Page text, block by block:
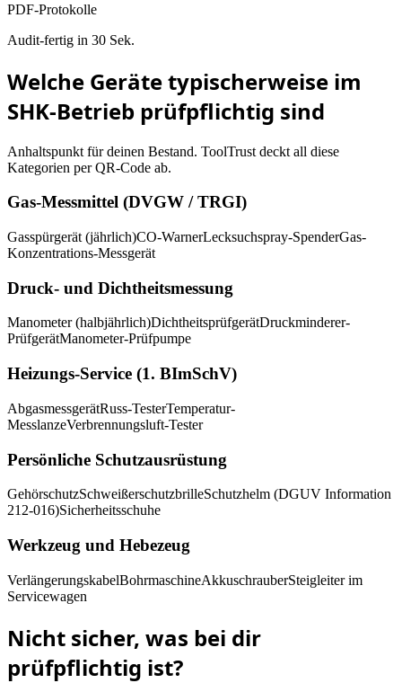
PDF-Protokolle
Audit-fertig in 30 Sek.
Welche Geräte typischerweise im
SHK-Betrieb prüfpflichtig sind
Anhaltspunkt für deinen Bestand. ToolTrust deckt all diese
Kategorien per QR-Code ab.
Gas-Messmittel (DVGW / TRGI)
Gasspürgerät (jährlich)CO-WarnerLecksuchspray-SpenderGas-
Konzentrations-Messgerät
Druck- und Dichtheitsmessung
Manometer (halbjährlich)DichtheitsprüfgerätDruckminderer-
PrüfgerätManometer-Prüfpumpe
Heizungs-Service (1. BImSchV)
AbgasmessgerätRuss-TesterTemperatur-
MesslanzeVerbrennungsluft-Tester
Persönliche Schutzausrüstung
GehörschutzSchweißerschutzbrilleSchutzhelm (DGUV Information
212-016)Sicherheitsschuhe
Werkzeug und Hebezeug
VerlängerungskabelBohrmaschineAkkuschrauberSteigleiter im
Servicewagen
Nicht sicher, was bei dir
prüfpflichtig ist?